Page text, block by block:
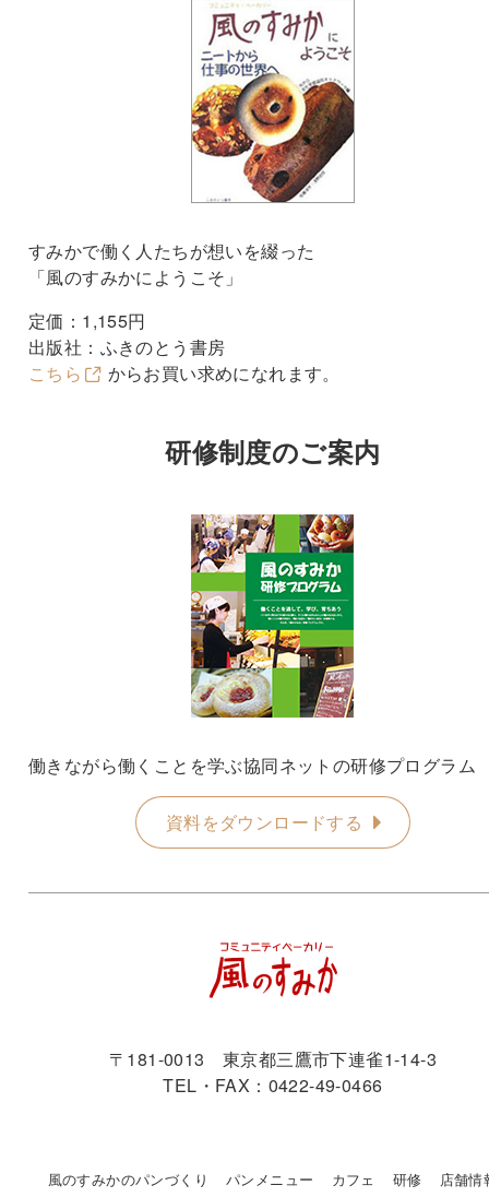
すみかで働く人たちが想いを綴った
「風のすみかにようこそ」
定価：1,155円
出版社：ふきのとう書房
こちら
からお買い求めになれます。
研修制度のご案内
働きながら働くことを学ぶ協同ネットの研修プログラム
資料をダウンロードする
〒181-0013 東京都三鷹市下連雀1-14-3
TEL・FAX：0422-49-0466
風のすみかのパンづくり パンメニュー カフェ 研修 店舗情